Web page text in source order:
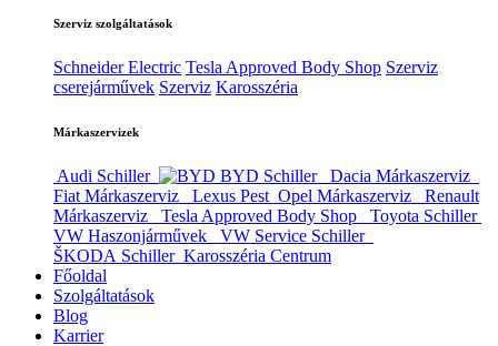
Szerviz szolgáltatások
Schneider Electric Tesla Approved Body Shop Szerviz
cserejárművek Szerviz Karosszéria
Márkaszervizek
Audi Schiller BYD Schiller
Dacia Márkaszerviz
Fiat Márkaszerviz
Lexus Pest Opel Márkaszerviz
Renault
Márkaszerviz
Tesla Approved Body Shop
Toyota Schiller
VW Haszonjárművek
VW Service Schiller
ŠKODA Schiller Karosszéria Centrum
Főoldal
Szolgáltatások
Blog
Karrier